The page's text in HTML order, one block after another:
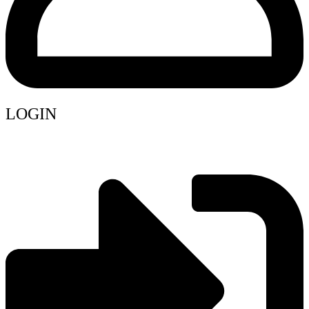
LOGIN